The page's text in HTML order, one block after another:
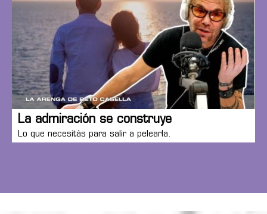
La admiración se construye
Lo que necesitás para salir a pelearla.